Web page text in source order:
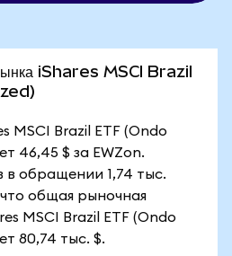
iShares MSCI Brazil
MSCI Brazil ETF (Ondo
46,45 $ за EWZon.
в обращении 1,74 тыс.
общая рыночная
MSCI Brazil ETF (Ondo
80,74 тыс. $.